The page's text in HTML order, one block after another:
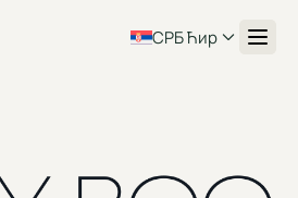
СРБ Ћир